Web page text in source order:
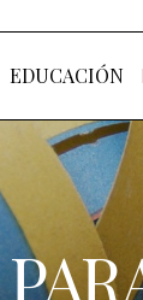
EDUCACIÓN